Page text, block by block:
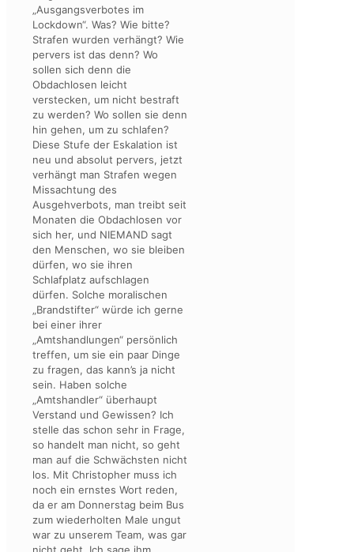
„Ausgangsverbotes im
Lockdown“. Was? Wie bitte?
Strafen wurden verhängt? Wie
pervers ist das denn? Wo
sollen sich denn die
Obdachlosen leicht
verstecken, um nicht bestraft
zu werden? Wo sollen sie denn
hin gehen, um zu schlafen?
Diese Stufe der Eskalation ist
neu und absolut pervers, jetzt
verhängt man Strafen wegen
Missachtung des
Ausgehverbots, man treibt seit
Monaten die Obdachlosen vor
sich her, und NIEMAND sagt
den Menschen, wo sie bleiben
dürfen, wo sie ihren
Schlafplatz aufschlagen
dürfen. Solche moralischen
„Brandstifter“ würde ich gerne
bei einer ihrer
„Amtshandlungen“ persönlich
treffen, um sie ein paar Dinge
zu fragen, das kann’s ja nicht
sein. Haben solche
„Amtshandler“ überhaupt
Verstand und Gewissen? Ich
stelle das schon sehr in Frage,
so handelt man nicht, so geht
man auf die Schwächsten nicht
los. Mit Christopher muss ich
noch ein ernstes Wort reden,
da er am Donnerstag beim Bus
zum wiederholten Male ungut
war zu unserem Team, was gar